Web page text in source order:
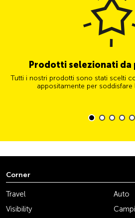
Prodotti selezionati
Tutti i nostri prodotti sono stati scelti
appositamente per soddisfare
Corner
Travel
Auto
Visibility